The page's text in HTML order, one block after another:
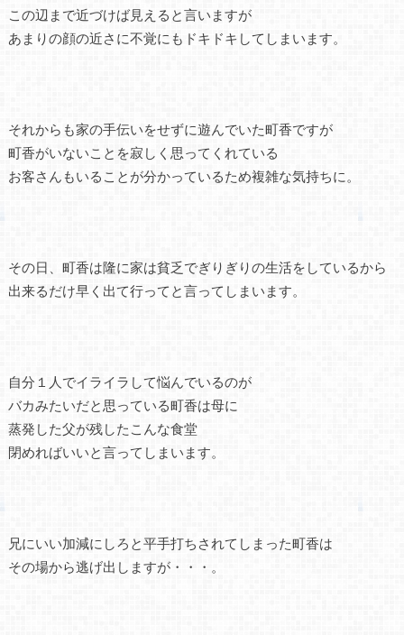
この辺まで近づけば見えると言いますが
あまりの顔の近さに不覚にもドキドキしてしまいます。
それからも家の手伝いをせずに遊んでいた町香ですが
町香がいないことを寂しく思ってくれている
お客さんもいることが分かっているため複雑な気持ちに。
その日、町香は隆に家は貧乏でぎりぎりの生活をしているから
出来るだけ早く出て行ってと言ってしまいます。
自分１人でイライラして悩んでいるのが
バカみたいだと思っている町香は母に
蒸発した父が残したこんな食堂
閉めればいいと言ってしまいます。
兄にいい加減にしろと平手打ちされてしまった町香は
その場から逃げ出しますが・・・。